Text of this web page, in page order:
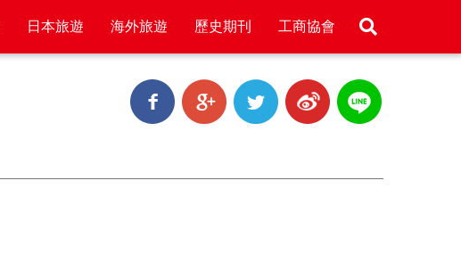
日本旅遊 海外旅遊 歷史期刊 工商協會